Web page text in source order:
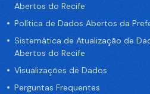
Abertos do Recife
Política de Dados Abertos da
Sistemática de Atualização de
Abertos do Recife
Visualizações de Dados
Perguntas Frequentes